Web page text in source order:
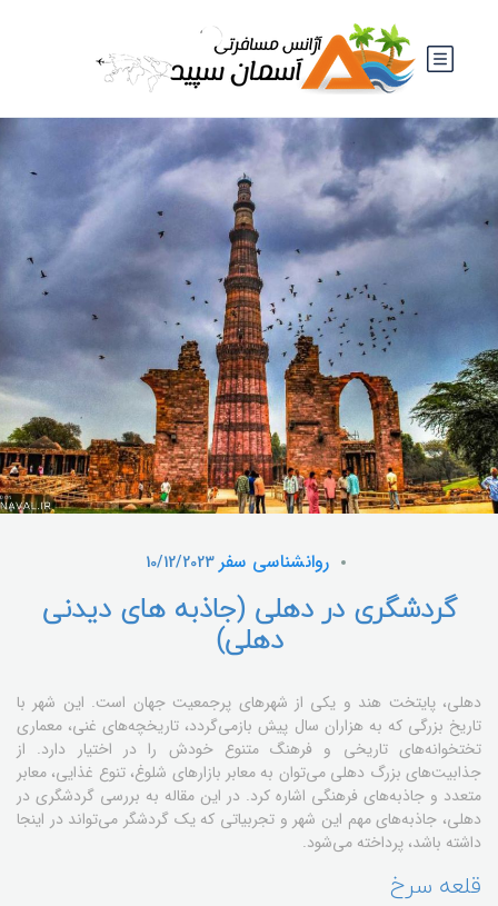
روانشناسی سفر10/12/2023
گردشگری در دهلی (جاذبه های دیدنی
دهلی)
دهلی، پایتخت هند و یکی از شهرهای پرجمعیت جهان است. این شهر با
تاریخ بزرگی که به هزاران سال پیش بازمی‌گردد، تاریخچه‌های غنی، معماری
تختخوانه‌های تاریخی و فرهنگ متنوع خودش را در اختیار دارد. از
جذابیت‌های بزرگ دهلی می‌توان به معابر بازارهای شلوغ، تنوع غذایی، معابر
متعدد و جاذبه‌های فرهنگی اشاره کرد. در این مقاله به بررسی گردشگری در
دهلی، جاذبه‌های مهم این شهر و تجربیاتی که یک گردشگر می‌تواند در اینجا
داشته باشد، پرداخته می‌شود.
قلعه سرخ